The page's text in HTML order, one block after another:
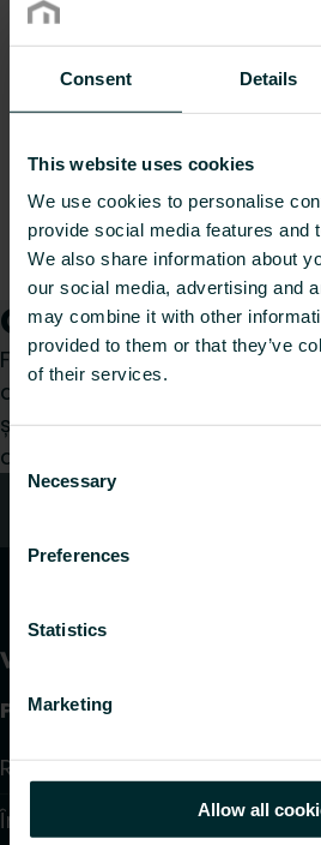
Consent Details
This website uses cookies
We use cookies to personalise
provide social media features and
We also share information about
our social media, advertising and
may combine it with other
provided to them or that they’ve
of their services.
Consent
Selection
Necessary
Preferences
Statistics
Marketing
Allow all
Cum vă putem
Fie că sunteți un instalator,
distribuitor sau utilizator final,
și vom fi bucuroși să ne
dumneavoastră.
Produse
Radiatoare și Portprosoape
Încălzire în pardoseală